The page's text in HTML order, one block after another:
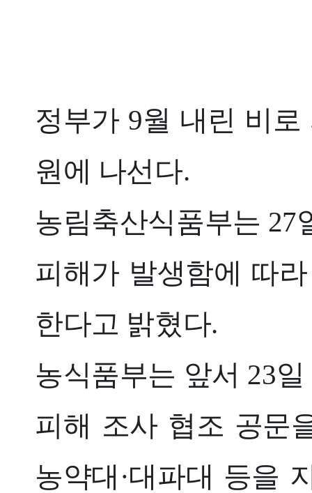
정부가 9월 내린 비
원에 나선다.
농림축산식품부는 27
피해가 발생함에 따
한다고 밝혔다.
농식품부는 앞서 23
피해 조사 협조 공문
농약대·대파대 등을